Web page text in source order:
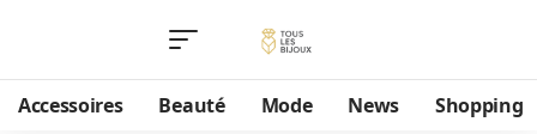
Accessoires Beauté Mode News Shopping